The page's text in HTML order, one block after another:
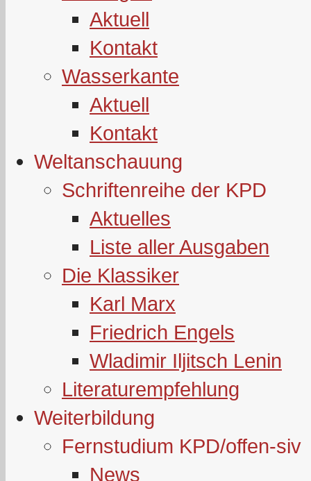
Aktuell
Kontakt
Wasserkante
Aktuell
Kontakt
Weltanschauung
Schriftenreihe der KPD
Aktuelles
Liste aller Ausgaben
Die Klassiker
Karl Marx
Friedrich Engels
Wladimir Iljitsch Lenin
Literaturempfehlung
Weiterbildung
Fernstudium KPD/offen-siv
News